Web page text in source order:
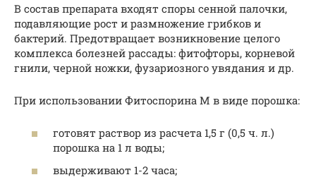
В состав препарата входят споры сенной палочки,
подавляющие рост и размножение грибков и
бактерий. Предотвращает возникновение целого
комплекса болезней рассады: фитофторы, корневой
гнили, черной ножки, фузариозного увядания и др.
При использовании Фитоспорина М в виде порошка:
готовят раствор из расчета 1,5 г (0,5 ч. л.)
порошка на 1 л воды;
выдерживают 1-2 часа;